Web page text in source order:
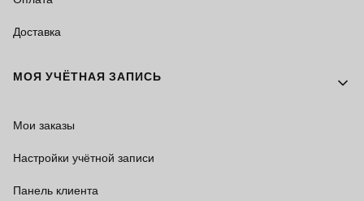
Доставка
МОЯ УЧЁТНАЯ ЗАПИСЬ
Мои заказы
Настройки учётной записи
Панель клиента